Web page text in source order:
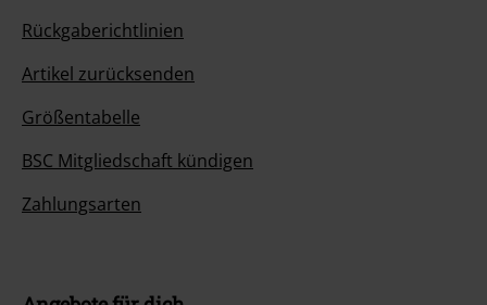
Rückgaberichtlinien
Artikel zurücksenden
Größentabelle
BSC Mitgliedschaft kündigen
Zahlungsarten